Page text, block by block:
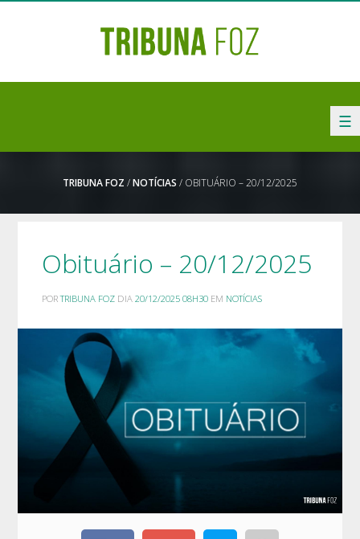
☰
TRIBUNA FOZ /NOTÍCIAS / OBITUÁRIO – 20/12/2025
Obituário – 20/12/2025
PORTRIBUNA FOZ DIA20/12/2025 08H30 EM NOTÍCIAS